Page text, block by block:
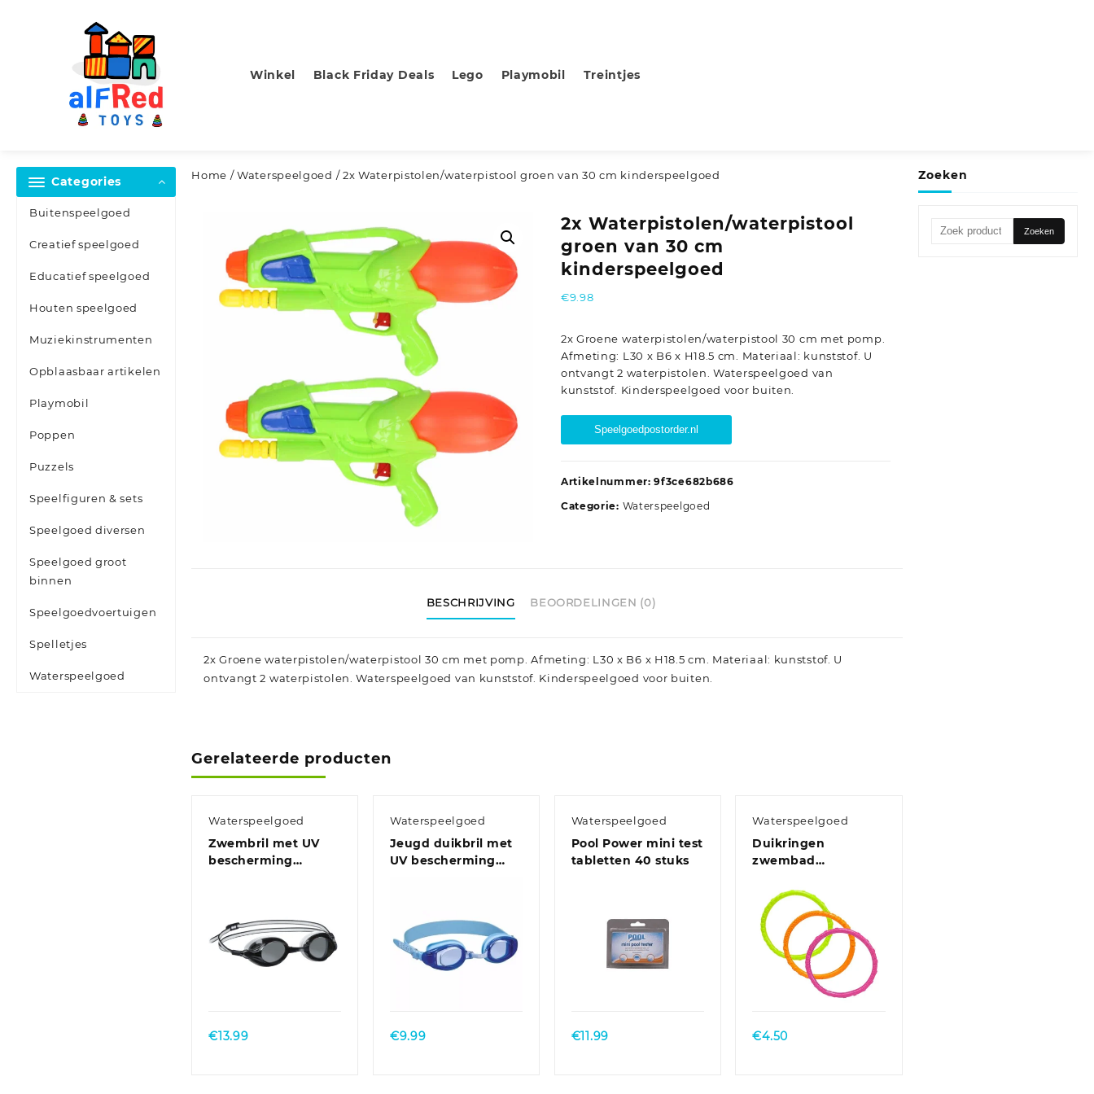
Winkel Black Friday Deals Lego Playmobil Treintjes
Categories
Buitenspeelgoed
Creatief speelgoed
Educatief speelgoed
Houten speelgoed
Muziekinstrumenten
Opblaasbaar artikelen
Playmobil
Poppen
Puzzels
Speelfiguren & sets
Speelgoed diversen
Speelgoed groot
binnen
Speelgoedvoertuigen
Spelletjes
Waterspeelgoed
Home /Waterspeelgoed / 2x Waterpistolen/waterpistool groen van 30 cm kinderspeelgoed
2x Waterpistolen/waterpistool
groen van 30 cm
kinderspeelgoed
€9.98
2x Groene waterpistolen/waterpistool 30 cm met pomp.
Afmeting: L30 x B6 x H18.5 cm. Materiaal: kunststof. U
ontvangt 2 waterpistolen. Waterspeelgoed van
kunststof. Kinderspeelgoed voor buiten.
Speelgoedpostorder.nl
Artikelnummer:9f3ce682b686
Categorie: Waterspeelgoed
BESCHRIJVING BEOORDELINGEN (0)
2x Groene waterpistolen/waterpistool 30 cm met pomp. Afmeting: L30 x B6 x H18.5 cm. Materiaal: kunststof. U
ontvangt 2 waterpistolen. Waterspeelgoed van kunststof. Kinderspeelgoed voor buiten.
Gerelateerde producten
Waterspeelgoed
Zwembril met UV
bescherming
€13.99
Waterspeelgoed
Jeugd duikbril met
UV bescherming
€9.99
Waterspeelgoed
Pool Power mini test
tabletten 40 stuks
€11.99
Waterspeelgoed
Duikringen
zwembad
3x – verschillende
kleuren – kunststof
€4.50
Zoeken
Zoeken
Zoeken